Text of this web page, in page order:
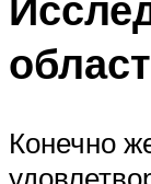
Конечно